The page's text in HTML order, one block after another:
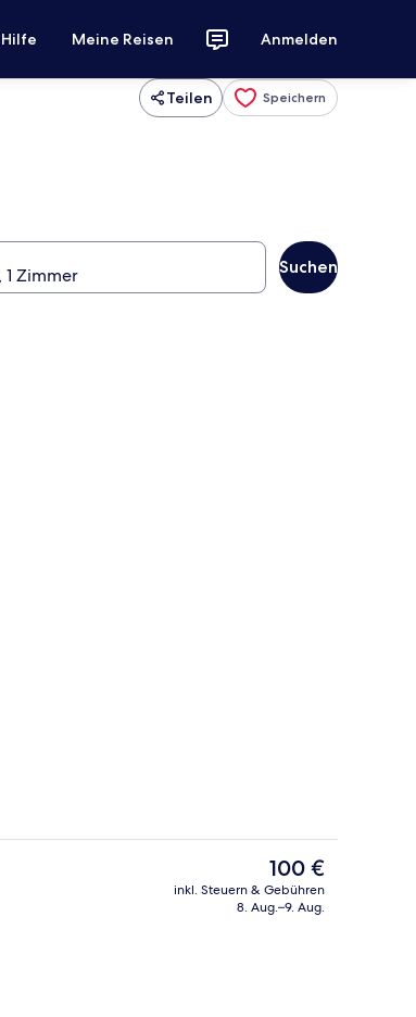
Hilfe Meine Reisen Anmelden
Teilen Speichern
Suchen
(Larger Room;Quiet Location) | Zimmersafe,
Der
aktuelle
Preis
100 €
inkl. Steuern & Gebühren
8. Aug.–9. Aug.